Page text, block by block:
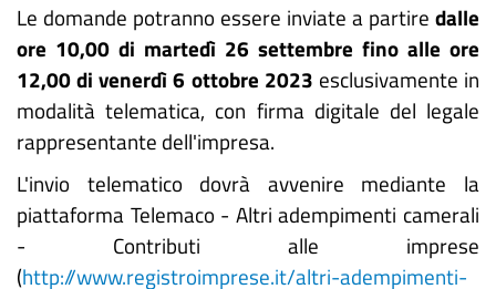
Le domande potranno essere inviate a partire dalle
ore 10,00 di martedì 26 settembre fino alle ore
12,00 di venerdì 6 ottobre 2023 esclusivamente in
modalità telematica, con firma digitale del legale
rappresentante dell'impresa.
L'invio telematico dovrà avvenire mediante la
piattaforma Telemaco - Altri adempimenti camerali
- Contributi alle imprese
(http://www.registroimprese.it/altri-adempimenti-